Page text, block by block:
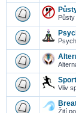
Vliv
Žití